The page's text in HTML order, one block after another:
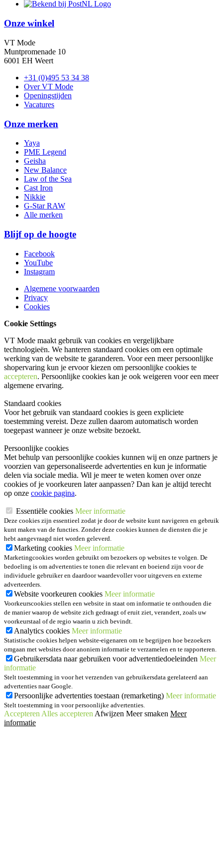
Onze winkel
VT Mode
Muntpromenade 10
6001 EH Weert
+31 (0)495 53 34 38
Over VT Mode
Openingstijden
Vacatures
Onze merken
Yaya
PME Legend
Geisha
New Balance
Law of the Sea
Cast Iron
Nikkie
G-Star RAW
Alle merken
Blijf op de hoogte
Facebook
YouTube
Instagram
Algemene voorwaarden
Privacy
Cookies
Cookie Settings
VT Mode maakt gebruik van cookies en vergelijkbare
technologieën. We hanteren standaard cookies om een optimale
werking van de website te garanderen. Voor een meer persoonlijke
shopervaring kun je ervoor kiezen om persoonlijke cookies te
accepteren. Persoonlijke cookies kan je ook weigeren voor een meer
algemene ervaring.
Standaard cookies
Voor het gebruik van standaard cookies is geen expliciete
toestemming vereist. Deze zullen daarom automatisch worden
toegepast wanneer je onze website bezoekt.
Persoonlijke cookies
Met behulp van persoonlijke cookies kunnen wij en onze partners je
voorzien van gepersonaliseerde advertenties en kun je informatie
delen via sociale media. Wil je meer te weten komen over onze
cookies of je voorkeuren later aanpassen? Dan kan je altijd terecht
op onze cookie pagina.
Essentiële cookies Meer informatie
Deze cookies zijn essentieel zodat je door de website kunt navigeren en gebruik
kunt maken van de functies. Zonder deze cookies kunnen de diensten die je
hebt aangevraagd niet worden geleverd.
Marketing cookies Meer informatie
Marketingcookies worden gebruikt om bezoekers op websites te volgen. De
bedoeling is om advertenties te tonen die relevant en boeiend zijn voor de
individuele gebruiker en daardoor waardevoller voor uitgevers en externe
adverteerders.
Website voorkeuren cookies Meer informatie
Voorkeurscookies stellen een website in staat om informatie te onthouden die
de manier waarop de website zich gedraagt of eruit ziet, verandert, zoals uw
voorkeurstaal of de regio waarin u zich bevindt.
Analytics cookies Meer informatie
Statistische cookies helpen website-eigenaren om te begrijpen hoe bezoekers
omgaan met websites door anoniem informatie te verzamelen en te rapporteren.
Gebruikersdata naar gebruiken voor advertentiedoeleinden Meer
informatie
Stelt toestemming in voor het verzenden van gebruikersdata gerelateerd aan
advertenties naar Google.
Persoonlijke advertenties toestaan (remarketing) Meer informatie
Stelt toestemming in voor persoonlijke advertenties.
Accepteren Alles accepteren Afwijzen Meer smaken Meer
informatie